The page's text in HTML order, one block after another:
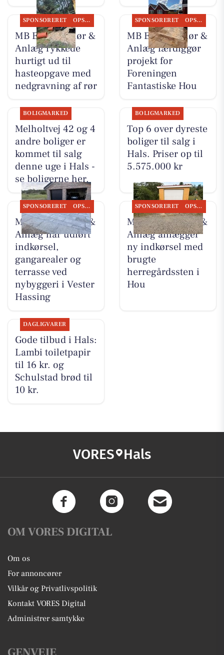
SPONSORERET OPSLAGSTAVLEN
MB Entreprenør &
Anlæg rykkede
hurtigt ud til
hasteopgave med
nedgravning af rør
SPONSORERET OPSLAGSTAVLEN
MB Entreprenør &
Anlæg færdiggør
projekt for
Foreningen
Fantastiske Hou
BOLIGMARKED
Melholtvej 42 og 4
andre boliger er
kommet til salg
denne uge i Hals -
se boligerne her.
BOLIGMARKED
Top 6 over dyreste
boliger til salg i
Hals. Priser op til
5.575.000 kr
SPONSORERET OPSLAGSTAVLEN
MB Entreprenør &
Anlæg har udført
indkørsel,
gangarealer og
terrasse ved
nybyggeri i Vester
Hassing
SPONSORERET OPSLAGSTAVLEN
MB Entreprenør &
Anlæg anlægger
ny indkørsel med
brugte
herregårdssten i
Hou
DAGLIGVARER
Gode tilbud i Hals:
Lambi toiletpapir
til 16 kr. og
Schulstad brød til
10 kr.
VORES Hals
OM VORES DIGITAL
Om os
For annoncører
Vilkår og Privatlivspolitik
Kontakt VORES Digital
Administrer samtykke